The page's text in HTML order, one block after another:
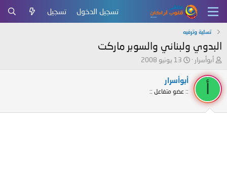
تسجيل الدخول تسجيل
تسلية وترفيه
البدوي ولبناني والسوبر ماركت
ب
د
ل
م
أبوأسرار
ت
ي
خ
ل
13 يونيو 2008
أبوأسرار
:: عضو متفاعل ::